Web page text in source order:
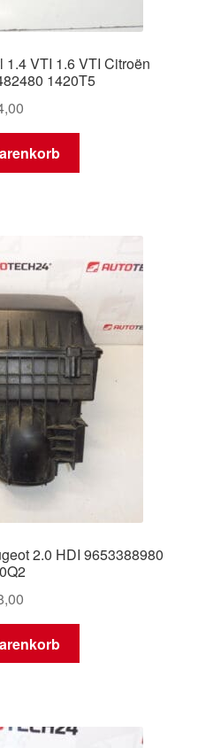
VTI 1.6 VTI Citroën
1420T5
2.0 HDI 9653388980